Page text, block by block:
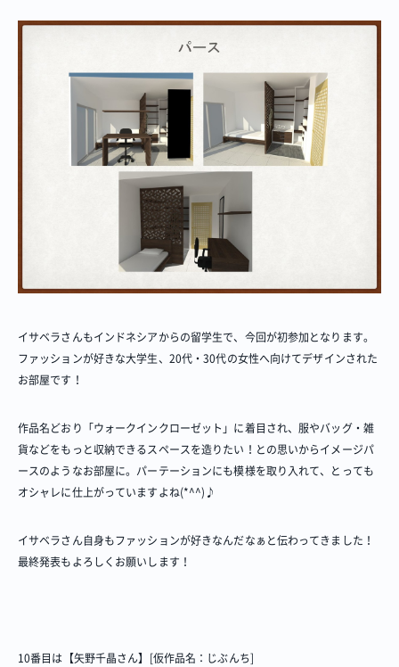
イサベラさんもインドネシアからの留学生で、今回が初参加となります。
ファッションが好きな大学生、20代・30代の女性へ向けてデザインされた
お部屋です！
作品名どおり「ウォークインクローゼット」に着目され、服やバッグ・雑
貨などをもっと収納できるスペースを造りたい！との思いからイメージパ
ースのようなお部屋に。パーテーションにも模様を取り入れて、とっても
オシャレに仕上がっていますよね(*^^)♪
イサベラさん自身もファッションが好きなんだなぁと伝わってきました！
最終発表もよろしくお願いします！
10番目は【矢野千晶さん】[仮作品名：じぶんち]